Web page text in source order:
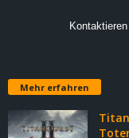
Mehr erfahren